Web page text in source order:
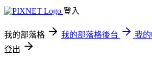
登入
我的部落格 我的部落格後台
我
登出